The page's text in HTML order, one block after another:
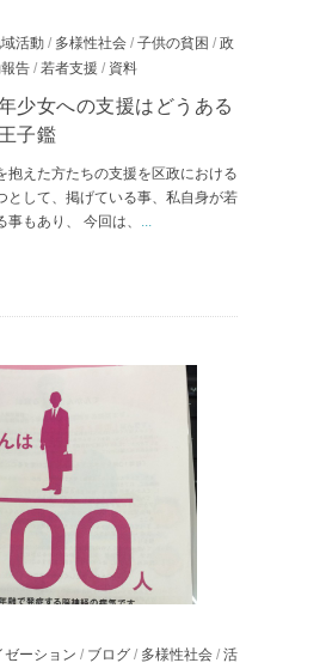
活動 / 多様性社会 / 子供の貧困 / 政
告 / 若者支援 / 資料
少女への支援はどうある
子鑑
抱えた方たちの支援を区政における
として、掲げている事、私自身が若
もあり、 今回は、
ゼーション / ブログ / 多様性社会 / 活